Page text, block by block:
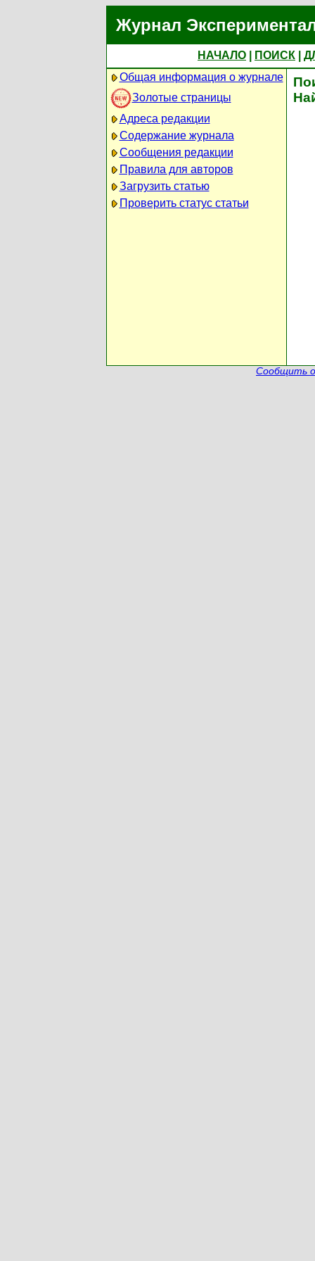
Журнал
НАЧАЛО ПОИСК
Общая информация о журнале
Золотые страницы
Адреса редакции
Содержание журнала
Сообщения редакции
Правила для авторов
Загрузить статью
Проверить статус статьи
Сообщить о